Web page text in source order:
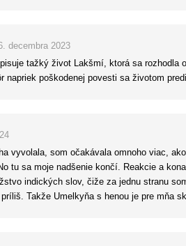
decembra 2023
tažký život Lakšmí, ktorá sa
napriek poškodenej povesti sa životom
vyvolala, som očakávala omnoho viac,
tu sa moje nadšenie končí. Reakcie a
indických slov, čiže za jednu stranu
Takže Umelkyňa s henou je pre mňa